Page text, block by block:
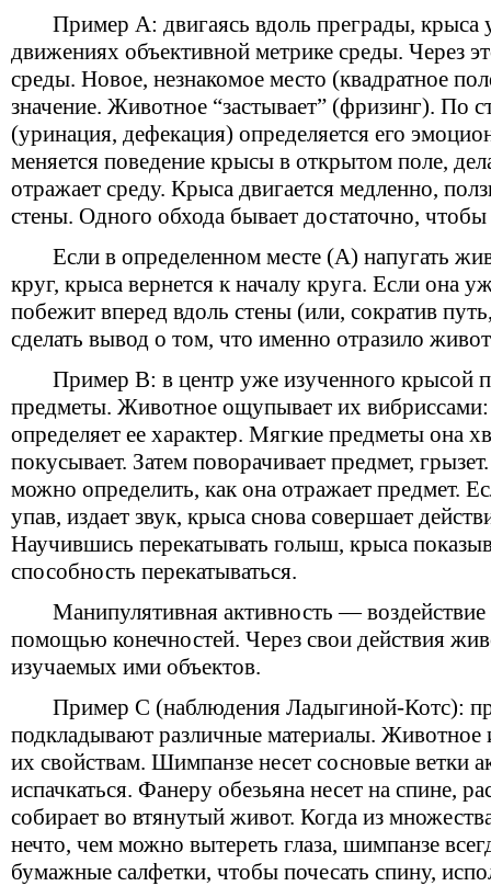
Пример А: двигаясь вдоль преграды, крыса
движениях объективной метрике среды. Через
среды. Новое, незнакомое место (квадратное
значение. Животное “застывает” (фризинг). По
(уринация, дефекация) определяется его
меняется поведение крысы в открытом поле,
отражает среду. Крыса двигается медленно,
стены. Одного обхода бывает достаточно, чтобы
Если в определенном месте (А) напугать
круг, крыса вернется к началу круга. Если она
побежит вперед вдоль стены (или, сократив
сделать вывод о том, что именно отразило
Пример В: в центр уже изученного крысой
предметы. Животное ощупывает их вибриссами:
определяет ее характер. Мягкие предметы она
покусывает. Затем поворачивает предмет,
можно определить, как она отражает предмет.
упав, издает звук, крыса снова совершает
Научившись перекатывать голыш, крыса
способность перекатываться.
Манипулятивная активность —
помощью конечностей. Через свои действия
изучаемых ими объектов.
Пример С (наблюдения Ладыгиной-Котс):
подкладывают различные материалы. Животное
их свойствам. Шимпанзе несет сосновые ветки
испачкаться. Фанеру обезьяна несет на спине,
собирает во втянутый живот. Когда из
нечто, чем можно вытереть глаза, шимпанзе
бумажные салфетки, чтобы почесать спину,